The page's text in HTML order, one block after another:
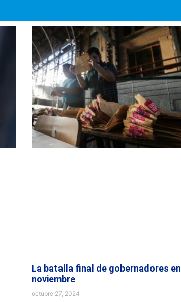
La batalla final de gobernadores en
noviembre
octubre 27, 2024